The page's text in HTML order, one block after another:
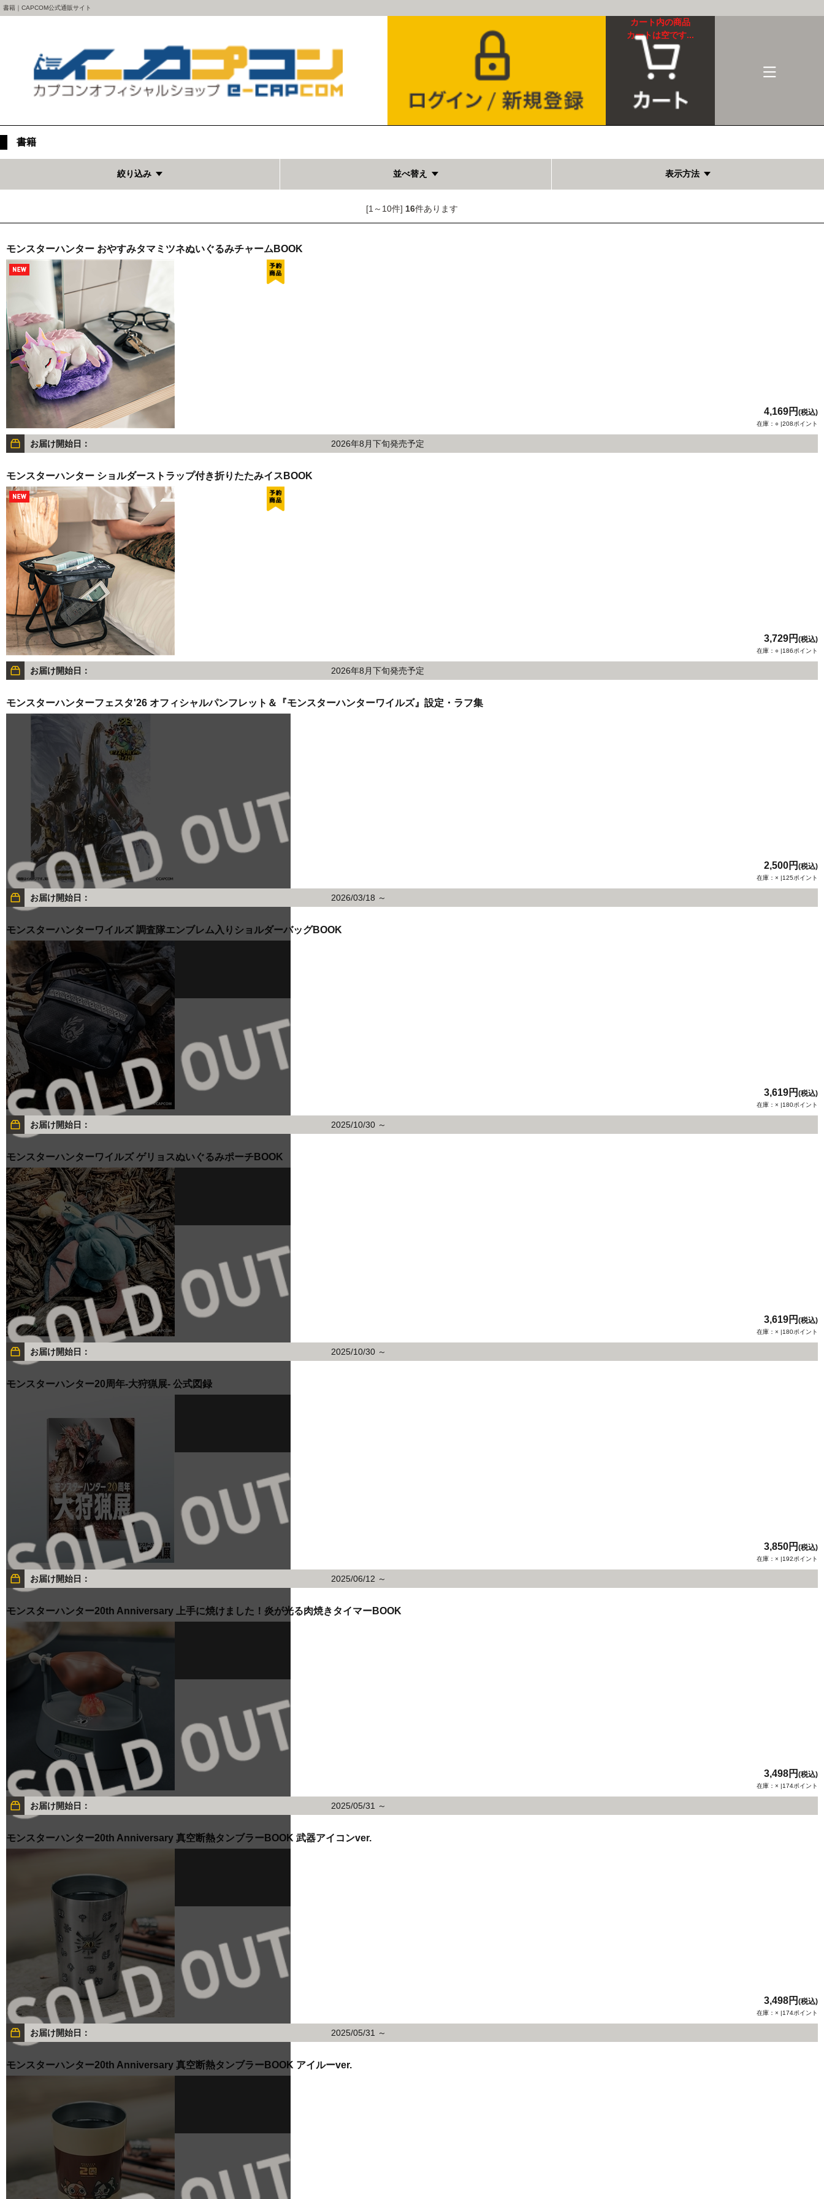
書籍｜CAPCOM公式通販サイト
カート内の商品
カートは空です...
書籍
絞り込み 並べ替え 表示方法
[1～10件] 16件あります
モンスターハンター おやすみタマミツネぬいぐるみチャームBOOK
4,169円 (税込)
在庫：○ |208ポイント
お届け開始日： 2026年8月下旬発売予定
モンスターハンター ショルダーストラップ付き折りたたみイスBOOK
3,729円 (税込)
在庫：○ |186ポイント
お届け開始日： 2026年8月下旬発売予定
モンスターハンターフェスタ'26 オフィシャルパンフレット＆『モンスターハンターワイルズ』設定・ラフ集
2,500円 (税込)
在庫：× |125ポイント
お届け開始日： 2026/03/18 ～
モンスターハンターワイルズ 調査隊エンブレム入りショルダーバッグBOOK
3,619円 (税込)
在庫：× |180ポイント
お届け開始日： 2025/10/30 ～
モンスターハンターワイルズ ゲリョスぬいぐるみポーチBOOK
3,619円 (税込)
在庫：× |180ポイント
お届け開始日： 2025/10/30 ～
モンスターハンター20周年-大狩猟展- 公式図録
3,850円 (税込)
在庫：× |192ポイント
お届け開始日： 2025/06/12 ～
モンスターハンター20th Anniversary 上手に焼けました！炎が光る肉焼きタイマーBOOK
3,498円 (税込)
在庫：× |174ポイント
お届け開始日： 2025/05/31 ～
モンスターハンター20th Anniversary 真空断熱タンブラーBOOK 武器アイコンver.
3,498円 (税込)
在庫：× |174ポイント
お届け開始日： 2025/05/31 ～
モンスターハンター20th Anniversary 真空断熱タンブラーBOOK アイルーver.